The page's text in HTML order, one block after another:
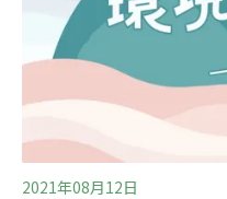
是飄散在海洋的另一種「
現，但可能伴隨人類活動
於未然，尤其要加強對航
2021年08月12日